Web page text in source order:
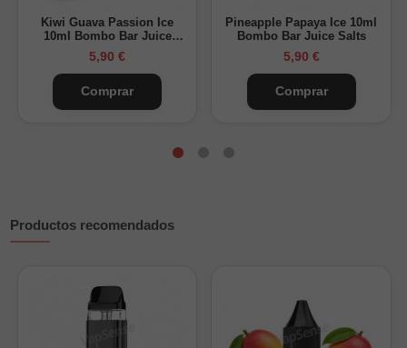
encontrar un equipo apropiado para sales de nicotina.
Selecciona la concentración de 10mg o 15mg antes de añadir
el producto al carrito.
Kiwi Guava Passion Ice
10ml Bombo Bar Juice
Salts
5,90 €
Comprar
Pineapple Papaya Ice 10ml
Bombo Bar Juice Salts
5,90 €
Comprar
Productos recomendados